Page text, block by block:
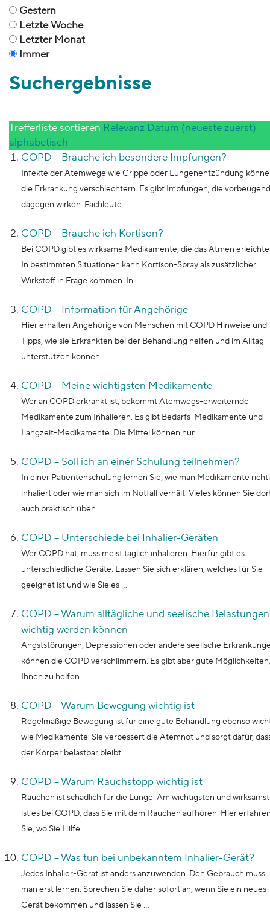
Gestern
Letzte Woche
Letzter Monat
Immer
Suchergebnisse
Trefferliste sortieren Relevanz Datum (neueste zuerst)
alphabetisch
COPD – Brauche ich besondere Impfungen?
Infekte der Atemwege wie Grippe oder Lungenentzündung
die Erkrankung verschlechtern. Es gibt Impfungen, die vorbeugend
dagegen wirken. Fachleute ...
COPD – Brauche ich Kortison?
Bei COPD gibt es wirksame Medikamente, die das Atmen
In bestimmten Situationen kann Kortison-Spray als zusätzlicher
Wirkstoff in Frage kommen. In ...
COPD – Information für Angehörige
Hier erhalten Angehörige von Menschen mit COPD Hinweise und
Tipps, wie sie Erkrankten bei der Behandlung helfen und im Alltag
unterstützen können.
COPD – Meine wichtigsten Medikamente
Wer an COPD erkrankt ist, bekommt Atemwegs-erweiternde
Medikamente zum Inhalieren. Es gibt Bedarfs-Medikamente und
Langzeit-Medikamente. Die Mittel können nur ...
COPD – Soll ich an einer Schulung teilnehmen?
In einer Patientenschulung lernen Sie, wie man Medikamente
inhaliert oder wie man sich im Notfall verhält. Vieles können Sie
auch praktisch üben.
COPD – Unterschiede bei Inhalier-Geräten
Wer COPD hat, muss meist täglich inhalieren. Hierfür gibt es
unterschiedliche Geräte. Lassen Sie sich erklären, welches für Sie
geeignet ist und wie Sie es ...
COPD – Warum alltägliche und seelische Belastungen
wichtig werden können
Angststörungen, Depressionen oder andere seelische
können die COPD verschlimmern. Es gibt aber gute Möglichkeiten,
Ihnen zu helfen.
COPD – Warum Bewegung wichtig ist
Regelmäßige Bewegung ist für eine gute Behandlung ebenso
wie Medikamente. Sie verbessert die Atemnot und sorgt dafür,
der Körper belastbar bleibt. ...
COPD – Warum Rauchstopp wichtig ist
Rauchen ist schädlich für die Lunge. Am wichtigsten und
ist es bei COPD, dass Sie mit dem Rauchen aufhören. Hier
Sie, wo Sie Hilfe ...
COPD – Was tun bei unbekanntem Inhalier-Gerät?
Jedes Inhalier-Gerät ist anders anzuwenden. Den Gebrauch muss
man erst lernen. Sprechen Sie daher sofort an, wenn Sie ein neues
Gerät bekommen und lassen Sie ...